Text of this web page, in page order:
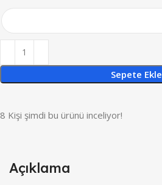
Sepete Ekle
8 Kişi şimdi bu ürünü inceliyor!
Açıklama